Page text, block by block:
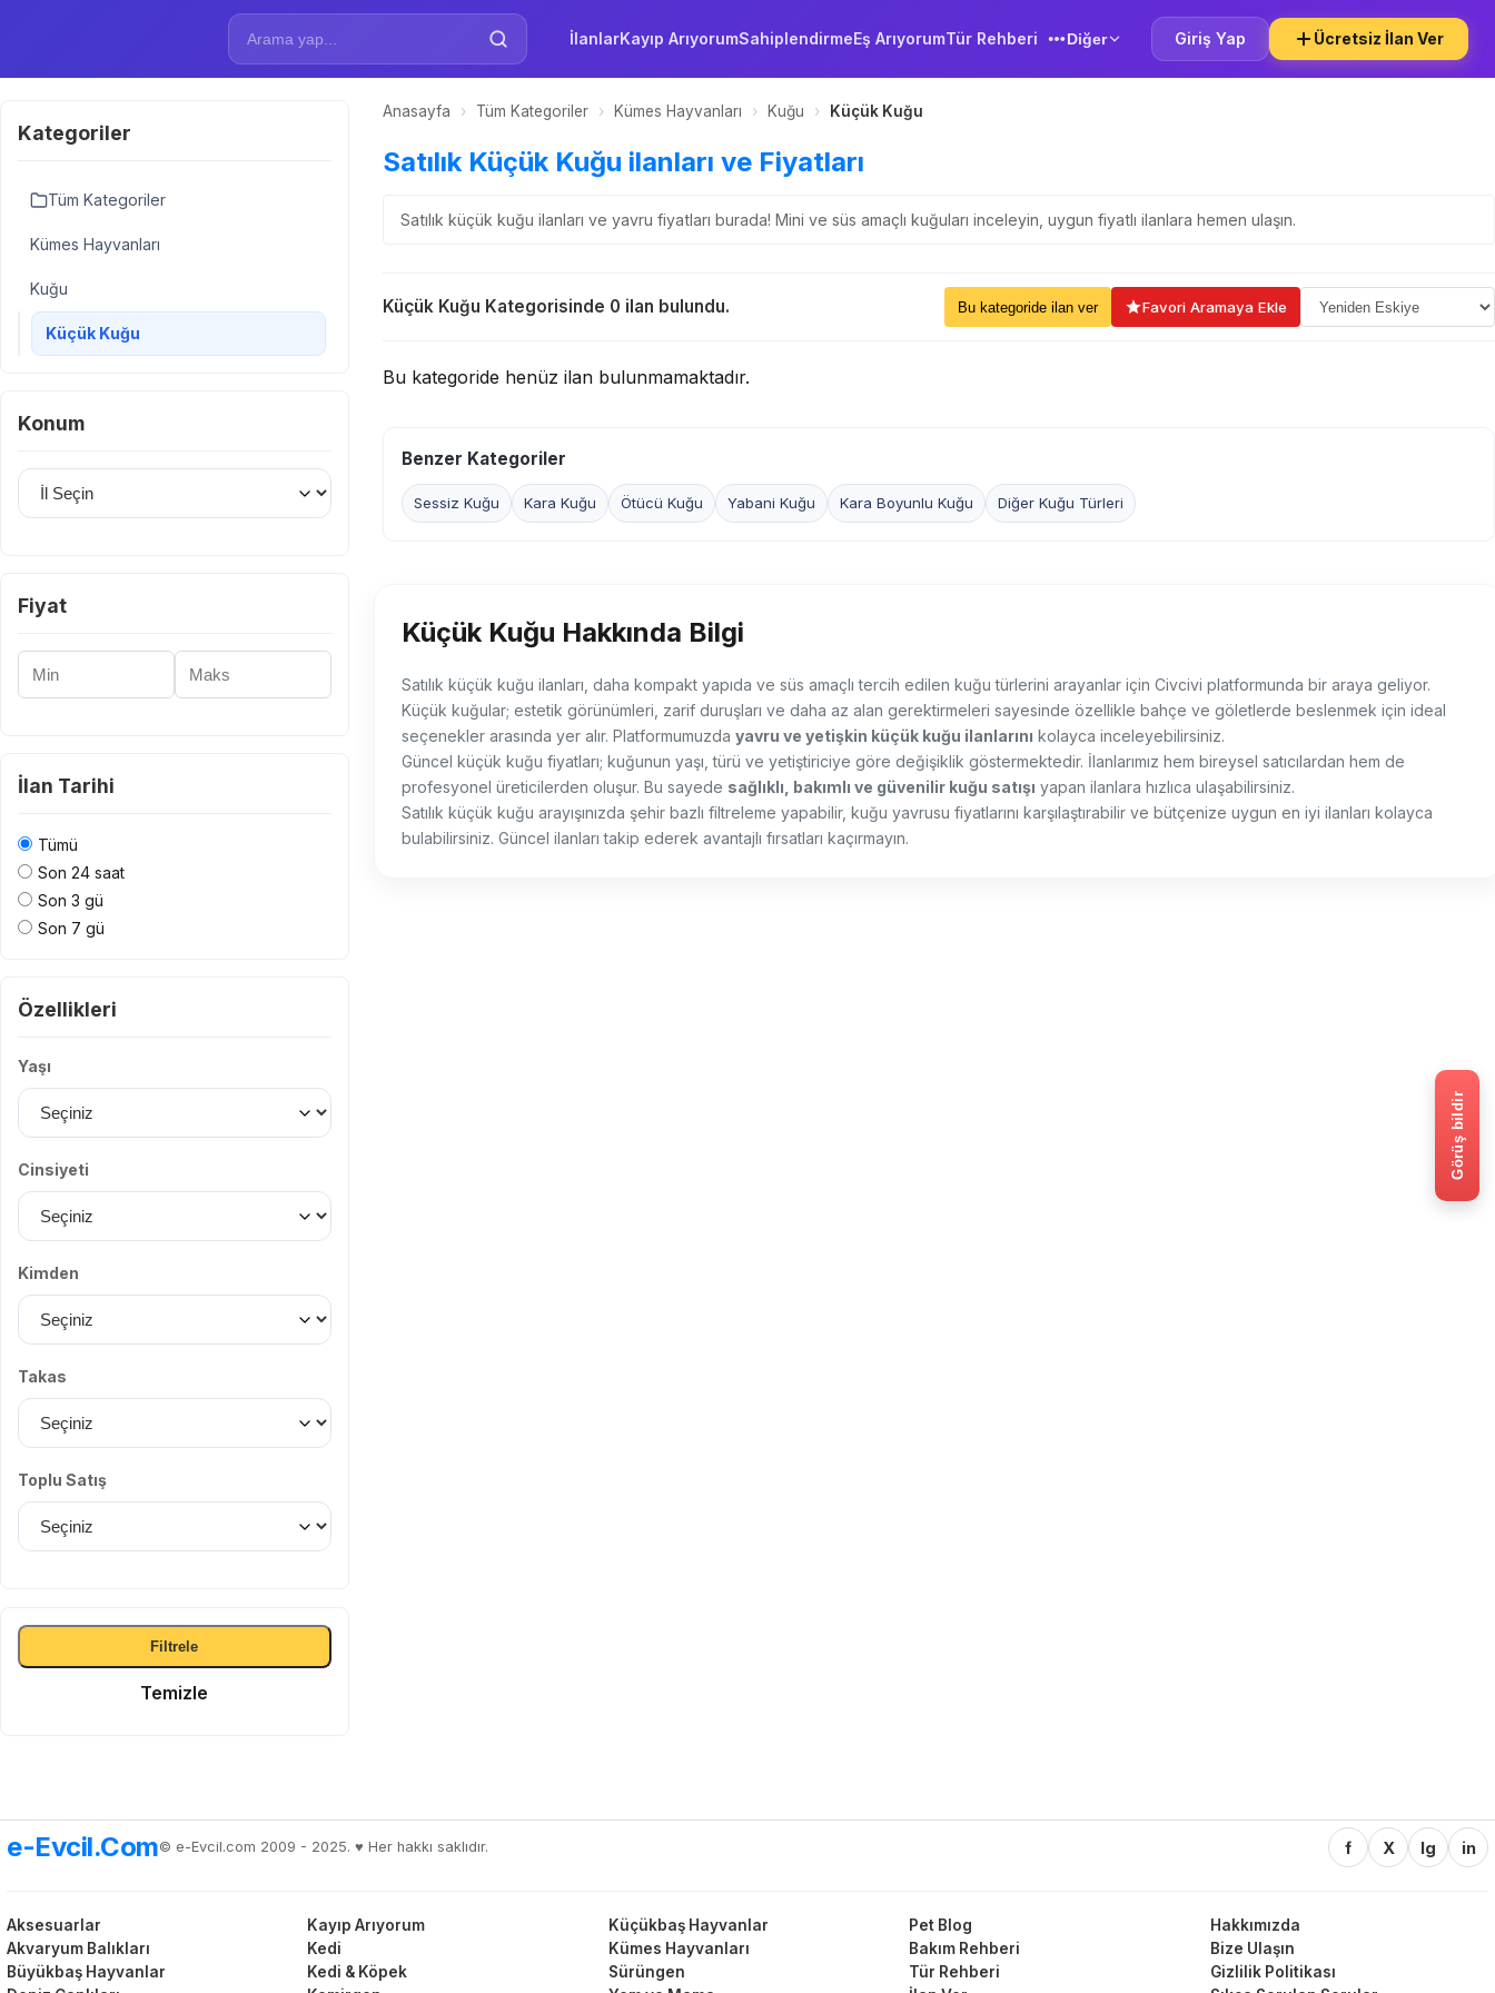
İlanlarKayıp ArıyorumSahiplendirmeEş ArıyorumTür Rehberi Diğer Giriş Yap Ücretsiz İlan Ver
Kategoriler
Tüm Kategoriler
Kümes Hayvanları
Kuğu
Küçük Kuğu
Konum
İl Seçin
Fiyat
Minimum Fiyat
Maksimum Fiyat
İlan Tarihi
Tümü
Son 24 saat
Son 3 gü
Son 7 gü
Özellikleri
Yaşı
Cinsiyeti
Kimden
Takas
Toplu Satış
Filtrele
Temizle
Anasayfa › Tüm Kategoriler › Kümes Hayvanları › Kuğu › Küçük Kuğu
Satılık Küçük Kuğu ilanları ve Fiyatları
Satılık küçük kuğu ilanları ve yavru fiyatları burada! Mini ve süs amaçlı kuğuları inceleyin, uygun fiyatlı ilanlara hemen ulaşın.
Küçük Kuğu Kategorisinde 0 ilan bulundu. Bu kategoride ilan ver Favori Aramaya Ekle
Sıralama Seçin
Bu kategoride henüz ilan bulunmamaktadır.
Benzer Kategoriler
Sessiz Kuğu Kara Kuğu Ötücü Kuğu Yabani Kuğu Kara Boyunlu Kuğu Diğer Kuğu Türleri
Küçük Kuğu Hakkında Bilgi
Satılık küçük kuğu ilanları, daha kompakt yapıda ve süs amaçlı tercih edilen kuğu türlerini arayanlar için Civcivi platformunda bir araya geliyor.
Küçük kuğular; estetik görünümleri, zarif duruşları ve daha az alan gerektirmeleri sayesinde özellikle bahçe ve göletlerde beslenmek için ideal
seçenekler arasında yer alır. Platformumuzda yavru ve yetişkin küçük kuğu ilanlarını kolayca inceleyebilirsiniz.
Güncel küçük kuğu fiyatları; kuğunun yaşı, türü ve yetiştiriciye göre değişiklik göstermektedir. İlanlarımız hem bireysel satıcılardan hem de
profesyonel üreticilerden oluşur. Bu sayede sağlıklı, bakımlı ve güvenilir kuğu satışı yapan ilanlara hızlıca ulaşabilirsiniz.
Satılık küçük kuğu arayışınızda şehir bazlı filtreleme yapabilir, kuğu yavrusu fiyatlarını karşılaştırabilir ve bütçenize uygun en iyi ilanları kolayca
bulabilirsiniz. Güncel ilanları takip ederek avantajlı fırsatları kaçırmayın.
e-Evcil.Com© e-Evcil.com 2009 - 2025. ♥️ Her hakkı saklıdır. f X Ig in
Aksesuarlar
Akvaryum Balıkları
Büyükbaş Hayvanlar
Kayıp Arıyorum
Kedi
Kedi & Köpek
Küçükbaş Hayvanlar
Kümes Hayvanları
Sürüngen
Pet Blog
Bakım Rehberi
Tür Rehberi
Hakkımızda
Bize Ulaşın
Gizlilik Politikası
Görüş bildir